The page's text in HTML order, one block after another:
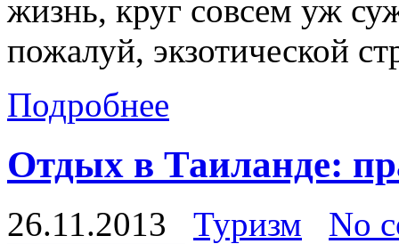
жизнь, круг совсем уж
пожалуй, экзотической
Подробнее
Отдых в Таиланде:
26.11.2013 Туризм No